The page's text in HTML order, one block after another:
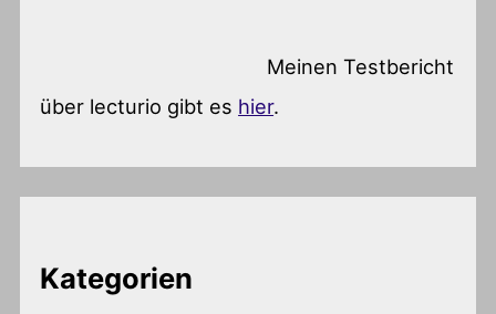
Meinen Testbericht
über lecturio gibt es hier.
Kategorien